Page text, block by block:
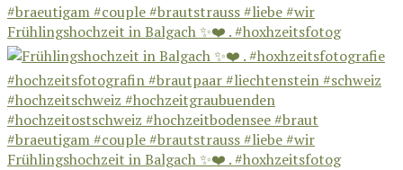
Frühlingshochzeit in Balgach ✨❤️ . #hoxhzeitsfotog
Frühlingshochzeit in Balgach ✨❤️ . #hoxhzeitsfotog